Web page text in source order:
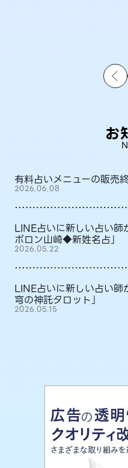
お
有料占いメニューの販売
2026.06.08
LINE占いに新しい占い
ポロン山崎◆新姓名占」
2026.05.22
LINE占いに新しい占い
穹の神託タロット」
2026.05.15